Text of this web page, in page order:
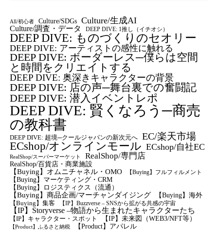
All/初心者 Culture/SDGs Culture/生成AI
Culture/調査・データ DEEP DIVE: 1推し（イチオシ）
DEEP DIVE: ものづくりのセオリー
DEEP DIVE: アーティストの感性に触れる
DEEP DIVE: ボーダーレス─僕らは空間
と時間をクリエイトする
DEEP DIVE: 奥深きキャラクターの背景
DEEP DIVE: 店の声─舞台裏での奮闘記
DEEP DIVE: 潜入イベントレポ
DEEP DIVE: 賢くなろう─商売
の教科書
DEEP DIVE: 超境─クールジャパンの新次元へ EC/楽天市場
ECshop/オンラインモール ECshop/自社EC
RealShop/スーパーマーケット RealShop/専門店
RealShop/百貨店・商業施設
【Buying】オムニチャネル・OMO
【Buying】フルフィルメント
【Buying】マーケティング・CRM
【buying】ロジスティクス（流通）
【Buying】商品企画/マーチャンダイジング 【Buying】海外
【Buying】集客 【IP】Buzzverse – SNSから拡がる共感の宇宙
【IP】Storyverse –物語から生まれたキャラクターたち
【IP】キャラクター・スポット 【IP】未来図（WEB3/NFT等）
【Product】ふるさと納税 【Product】アパレル